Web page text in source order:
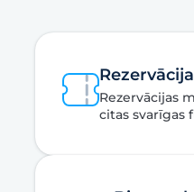
Rezervācijas
citas svarīgas